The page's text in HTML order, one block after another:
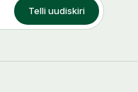
Telli uudiskiri